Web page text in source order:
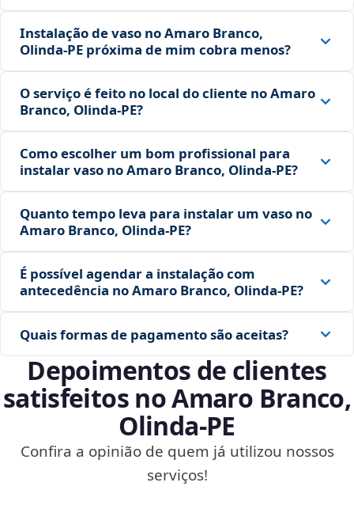
Instalação de vaso no Amaro Branco,
Olinda‑PE próxima de mim cobra menos?
O serviço é feito no local do cliente no Amaro
Branco, Olinda‑PE?
Como escolher um bom profissional para
instalar vaso no Amaro Branco, Olinda‑PE?
Quanto tempo leva para instalar um vaso no
Amaro Branco, Olinda‑PE?
É possível agendar a instalação com
antecedência no Amaro Branco, Olinda‑PE?
Quais formas de pagamento são aceitas?
Depoimentos de clientes
satisfeitos no Amaro Branco,
Olinda‑PE
Confira a opinião de quem já utilizou nossos
serviços!